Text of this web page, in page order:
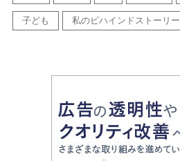
子ども 私のビハインドストーリー